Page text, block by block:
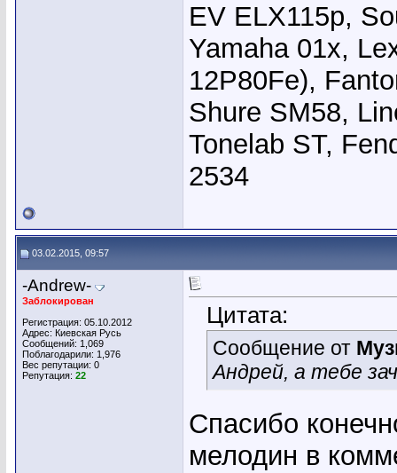
EV ELX115p,
Yamaha 01x,
12P80Fe),
Shure SM58,
Tonelab ST,
2534
03.02.2015, 09:57
-Andrew-
Заблокирован
Регистрация: 05.10.2012
Адрес: Киевская Русь
Сообщений: 1,069
Поблагодарили: 1,976
Вес репутации: 0
Репутация: 22
Цитата:
Сообщение от
Андрей, а тебе
Спасибо
мелодин в